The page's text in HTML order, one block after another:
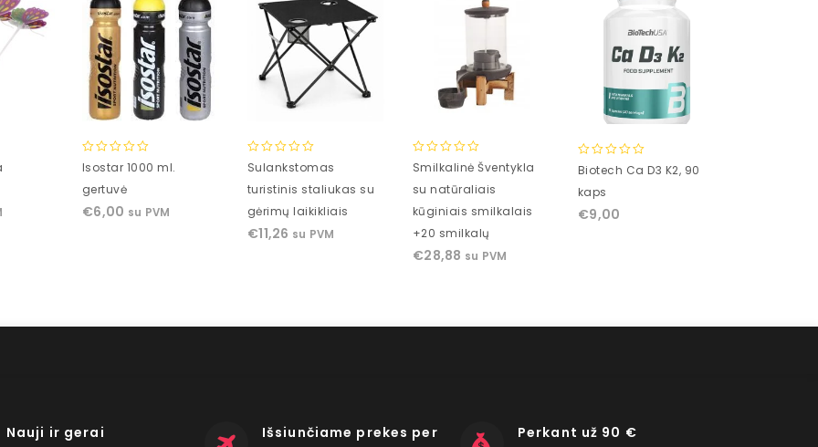
0
of
5
Isostar 1000 ml.
gertuvė
€6,00 su PVM
0
of
5
Sulankstomas
turistinis staliukas su
gėrimų laikikliais
€11,26 su PVM
0
of
5
Smilkalinė Šventykla
su natūraliais
kūginiais smilkalais
+20 smilkalų
€28,88 su PVM
0
of
5
Biotech Ca D3 K2, 90
kaps
€9,00
Nauji ir gerai Išsiunčiame prekes per Perkant už 90 €